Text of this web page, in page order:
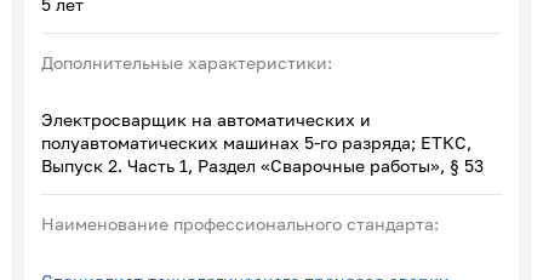
Дополнительные характеристики:
Электросварщик на автоматических и
полуавтоматических машинах 5-го разряда; ЕТКС,
Выпуск 2. Часть 1, Раздел «Сварочные работы», § 53
Наименование профессионального стандарта: